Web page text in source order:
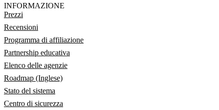
INFORMAZIONE
Prezzi
Recensioni
Programma di affiliazione
Partnership educativa
Elenco delle agenzie
Roadmap (Inglese)
Stato del sistema
Centro di sicurezza